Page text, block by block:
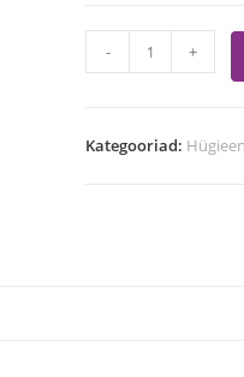
- +
Kategooriad: Hügieen